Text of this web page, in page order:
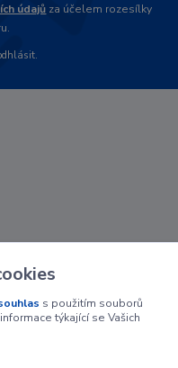
údajů za účelem rozesílky
s použitím souborů
týkající se Vašich